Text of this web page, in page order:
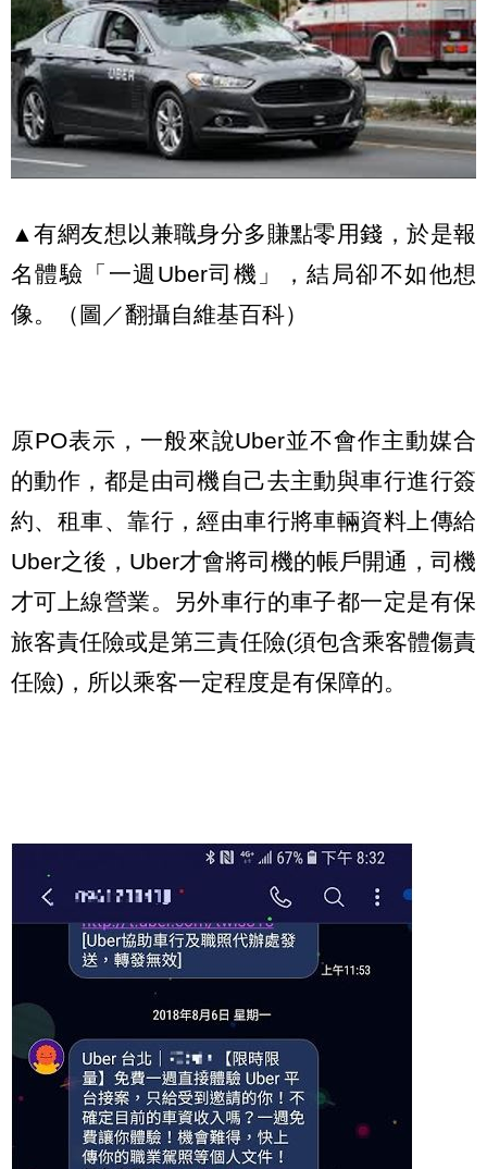
▲有網友想以兼職身分多賺點零用錢，於是報
名體驗「一週Uber司機」，結局卻不如他想
像。（圖／翻攝自維基百科）
原PO表示，一般來說Uber並不會作主動媒合
的動作，都是由司機自己去主動與車行進行簽
約、租車、靠行，經由車行將車輛資料上傳給
Uber之後，Uber才會將司機的帳戶開通，司機
才可上線營業。另外車行的車子都一定是有保
旅客責任險或是第三責任險(須包含乘客體傷責
任險)，所以乘客一定程度是有保障的。